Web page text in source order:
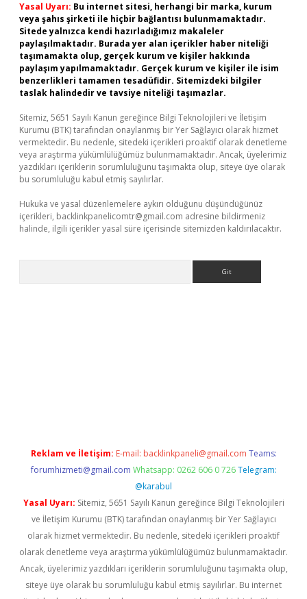
Yasal Uyarı: Bu internet sitesi, herhangi bir marka, kurum
veya şahıs şirketi ile hiçbir bağlantısı bulunmamaktadır.
Sitede yalnızca kendi hazırladığımız makaleler
paylaşılmaktadır. Burada yer alan içerikler haber niteliği
taşımamakta olup, gerçek kurum ve kişiler hakkında
paylaşım yapılmamaktadır. Gerçek kurum ve kişiler ile isim
benzerlikleri tamamen tesadüfidir. Sitemizdeki bilgiler
taslak halindedir ve tavsiye niteliği taşımazlar.
Sitemiz, 5651 Sayılı Kanun gereğince Bilgi Teknolojileri ve İletişim
Kurumu (BTK) tarafından onaylanmış bir Yer Sağlayıcı olarak hizmet
vermektedir. Bu nedenle, sitedeki içerikleri proaktif olarak denetleme
veya araştırma yükümlülüğümüz bulunmamaktadır. Ancak, üyelerimiz
yazdıkları içeriklerin sorumluluğunu taşımakta olup, siteye üye olarak
bu sorumluluğu kabul etmiş sayılırlar.
Hukuka ve yasal düzenlemelere aykırı olduğunu düşündüğünüz
içerikleri, backlinkpanelicomtr@gmail.com adresine bildirmeniz
halinde, ilgili içerikler yasal süre içerisinde sitemizden kaldırılacaktır.
Reklam ve İletişim: E-mail: backlinkpaneli@gmail.com Teams:
forumhizmeti@gmail.com Whatsapp: 0262 606 0 726 Telegram:
@karabul
Yasal Uyarı: Sitemiz, 5651 Sayılı Kanun gereğince Bilgi Teknolojileri
ve İletişim Kurumu (BTK) tarafından onaylanmış bir Yer Sağlayıcı
olarak hizmet vermektedir. Bu nedenle, sitedeki içerikleri proaktif
olarak denetleme veya araştırma yükümlülüğümüz bulunmamaktadır.
Ancak, üyelerimiz yazdıkları içeriklerin sorumluluğunu taşımakta olup,
siteye üye olarak bu sorumluluğu kabul etmiş sayılırlar. Bu internet